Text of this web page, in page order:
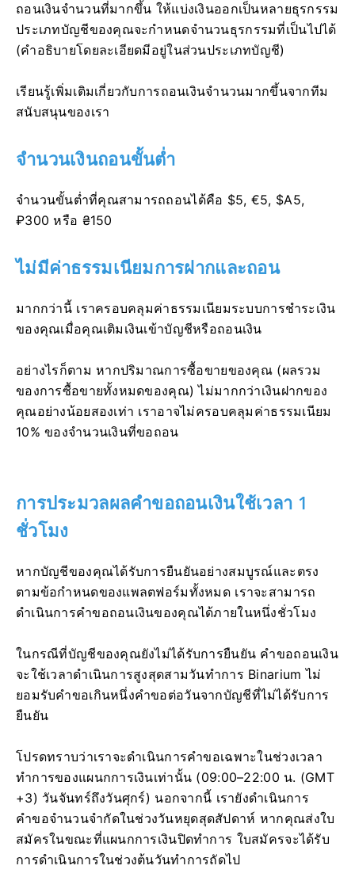
ถอนเงินจำนวนที่มากขึ้น ให้แบ่งเงินออกเป็นหลายธุรกรรม
ประเภทบัญชีของคุณจะกำหนดจำนวนธุรกรรมที่เป็นไปได้
(คำอธิบายโดยละเอียดมีอยู่ในส่วนประเภทบัญชี)
เรียนรู้เพิ่มเติมเกี่ยวกับการถอนเงินจำนวนมากขึ้นจากทีม
สนับสนุนของเรา
จำนวนเงินถอนขั้นต่ำ
จำนวนขั้นต่ำที่คุณสามารถถอนได้คือ $5, €5, $A5,
₽300 หรือ ₴150
ไม่มีค่าธรรมเนียมการฝากและถอน
มากกว่านี้ เราครอบคลุมค่าธรรมเนียมระบบการชำระเงิน
ของคุณเมื่อคุณเติมเงินเข้าบัญชีหรือถอนเงิน
อย่างไรก็ตาม หากปริมาณการซื้อขายของคุณ (ผลรวม
ของการซื้อขายทั้งหมดของคุณ) ไม่มากกว่าเงินฝากของ
คุณอย่างน้อยสองเท่า เราอาจไม่ครอบคลุมค่าธรรมเนียม
10% ของจำนวนเงินที่ขอถอน
การประมวลผลคำขอถอนเงินใช้เวลา 1
ชั่วโมง
หากบัญชีของคุณได้รับการยืนยันอย่างสมบูรณ์และตรง
ตามข้อกำหนดของแพลตฟอร์มทั้งหมด เราจะสามารถ
ดำเนินการคำขอถอนเงินของคุณได้ภายในหนึ่งชั่วโมง
ในกรณีที่บัญชีของคุณยังไม่ได้รับการยืนยัน คำขอถอนเงิน
จะใช้เวลาดำเนินการสูงสุดสามวันทำการ Binarium ไม่
ยอมรับคำขอเกินหนึ่งคำขอต่อวันจากบัญชีที่ไม่ได้รับการ
ยืนยัน
โปรดทราบว่าเราจะดำเนินการคำขอเฉพาะในช่วงเวลา
ทำการของแผนกการเงินเท่านั้น (09:00–22:00 น. (GMT
+3) วันจันทร์ถึงวันศุกร์) นอกจากนี้ เรายังดำเนินการ
คำขอจำนวนจำกัดในช่วงวันหยุดสุดสัปดาห์ หากคุณส่งใบ
สมัครในขณะที่แผนกการเงินปิดทำการ ใบสมัครจะได้รับ
การดำเนินการในช่วงต้นวันทำการถัดไป